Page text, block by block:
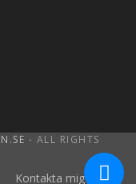
- ALL RIGHTS
Kontakta mig